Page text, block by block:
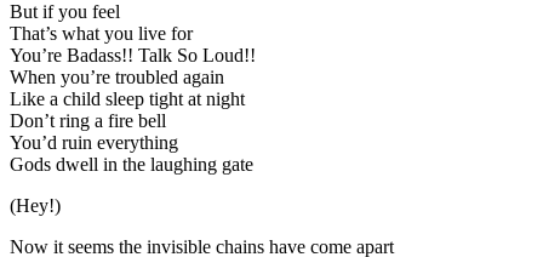
But if you feel
That’s what you live for
You’re Badass!! Talk So Loud!!
When you’re troubled again
Like a child sleep tight at night
Don’t ring a fire bell
You’d ruin everything
Gods dwell in the laughing gate
(Hеy!)
Now it seems the invisible chains have come apart